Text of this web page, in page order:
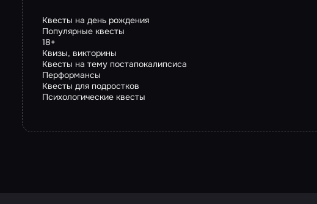
Квесты на день рождения
Популярные квесты
18+
Квизы, викторины
Квесты на тему постапокалипсиса
Перформансы
Квесты для подростков
Психологические квесты